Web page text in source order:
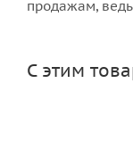
продажам,
С этим